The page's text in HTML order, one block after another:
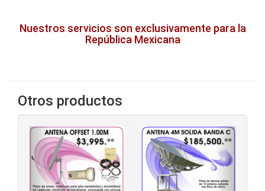
Nuestros servicios son exclusivamente para la
República Mexicana
Otros productos
‹ ›